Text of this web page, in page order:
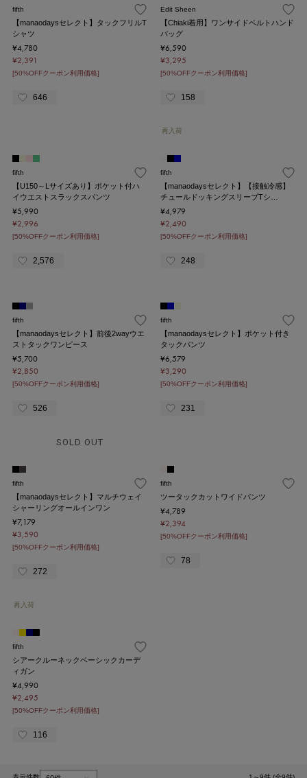
fifth
【manaodaysセレクト】タックフリルT
シャツ
¥4,780
¥2,391
[50%OFFクーポン利用価格]
646
Edit Sheen
【Chiaki着用】ワンサイドベルトハンド
バッグ
¥6,590
¥3,295
[50%OFFクーポン利用価格]
158
fifth
【U150～Lサイズあり】ポケット付ハ
イウエストスラックスパンツ
¥5,990
¥2,996
[50%OFFクーポン利用価格]
2,576
再入荷
fifth
【manaodaysセレクト】【接触冷感】
チュールドッキングスリーブTシ…
¥4,979
¥2,490
[50%OFFクーポン利用価格]
248
fifth
【manaodaysセレクト】前後2wayウエ
ストタックワンピース
¥5,700
¥2,850
[50%OFFクーポン利用価格]
526
fifth
【manaodaysセレクト】ポケット付き
タックパンツ
¥6,579
¥3,290
[50%OFFクーポン利用価格]
231
SOLD OUT
fifth
【manaodaysセレクト】マルチウェイ
シャーリングオールインワン
¥7,179
¥3,590
[50%OFFクーポン利用価格]
272
fifth
ツータックカットワイドパンツ
¥4,789
¥2,394
[50%OFFクーポン利用価格]
78
再入荷
fifth
シアークルーネックベーシックカーデ
ィガン
¥4,990
¥2,495
[50%OFFクーポン利用価格]
116